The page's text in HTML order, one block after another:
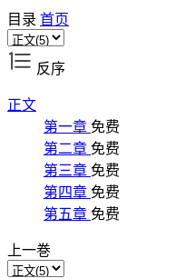
目录 首页
反序
正文
第一章 免费
第二章 免费
第三章 免费
第四章 免费
第五章 免费
上一巻